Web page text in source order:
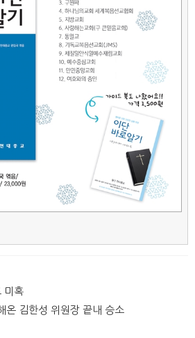
미혹
온 김한성 위원장 끝내 승소